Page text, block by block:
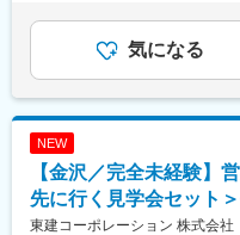
パナソニックGでのtoB
や商業施設の空調機器
で一貫して行い、得ら
ワンストップでサービ
に応えられる為、顧客
定した経営を保ってい
・企業オーナーの所得
ング
■特徴/魅力
クライアントの近くで
申告業務だけでなく、
昇給：年1回※残業30時
3,650,920円～、シニ
残業時間で想定賃金は
て上下する可能性があ
です。
気になる
NEW
【金沢／完全未経験】
先に行く見学会セット
東建コーポレーション 株式会社